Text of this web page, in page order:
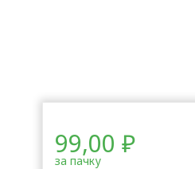
99,00 ₽
за пачку